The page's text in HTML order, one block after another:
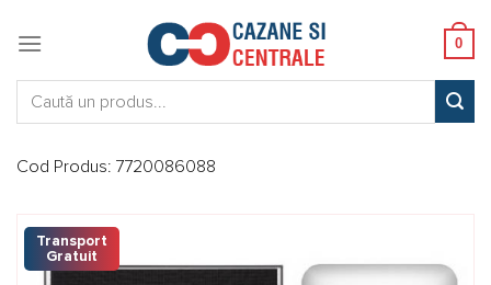
0
Cod Produs: 7720086088
Transport
Gratuit